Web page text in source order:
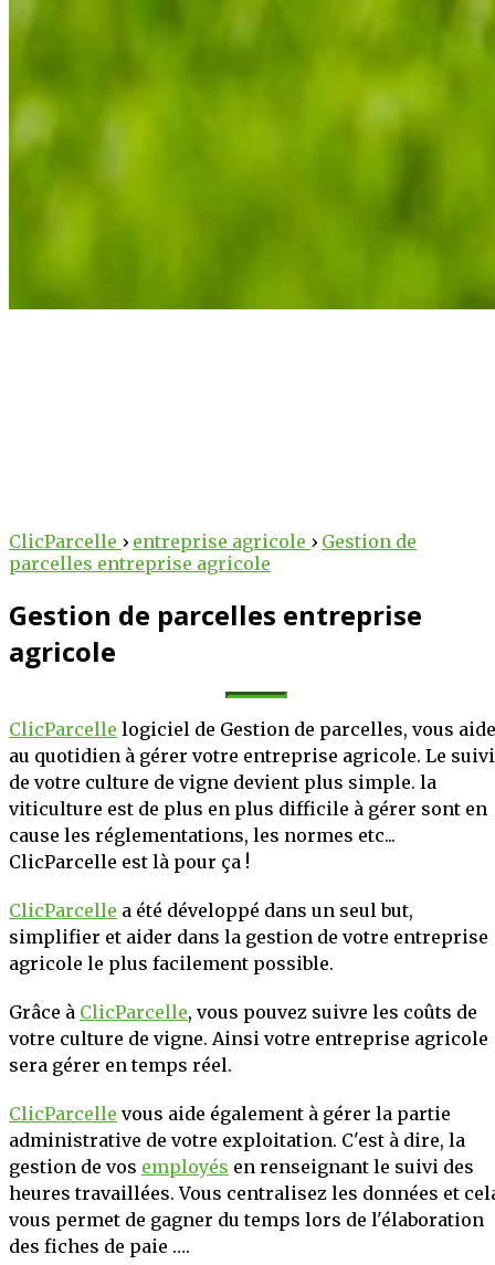
service des
!
des outils intelligents
au numérique.
nos solutions
et stratégique
PLUS
potentiel
!
suivez vos
exploitation, le
S'INSCRIRE
ClicParcelle › entreprise agricole › Gestion de
parcelles entreprise agricole
Gestion de parcelles entreprise
agricole
ClicParcelle logiciel de Gestion de parcelles, vous aide
au quotidien à gérer votre entreprise agricole. Le suivi
de votre culture de vigne devient plus simple. la
viticulture est de plus en plus difficile à gérer sont en
cause les réglementations, les normes etc...
ClicParcelle est là pour ça !
ClicParcelle a été développé dans un seul but,
simplifier et aider dans la gestion de votre entreprise
agricole le plus facilement possible.
Grâce à ClicParcelle, vous pouvez suivre les coûts de
votre culture de vigne. Ainsi votre entreprise agricole
sera gérer en temps réel.
ClicParcelle vous aide également à gérer la partie
administrative de votre exploitation. C'est à dire, la
gestion de vos employés en renseignant le suivi des
heures travaillées. Vous centralisez les données et
vous permet de gagner du temps lors de l'élaboration
des fiches de paie ….